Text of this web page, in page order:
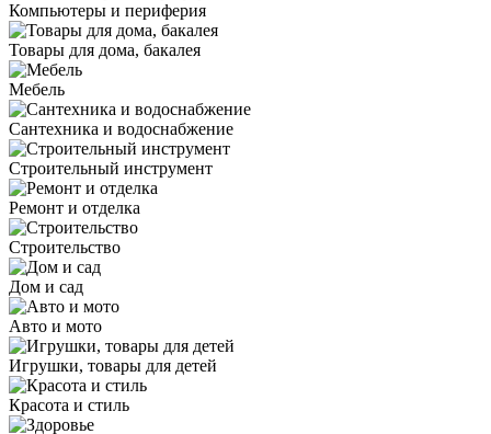
Компьютеры и периферия
Товары для дома, бакалея
Мебель
Сантехника и водоснабжение
Строительный инструмент
Ремонт и отделка
Строительство
Дом и сад
Авто и мото
Игрушки, товары для детей
Красота и стиль